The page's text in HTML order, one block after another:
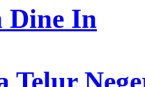
Dine In
Telur